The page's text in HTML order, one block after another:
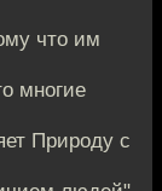
что им
многие
Природу с